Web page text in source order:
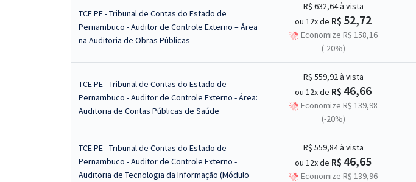
TCE PE - Tribunal de Contas do Estado de
Pernambuco - Auditor de Controle Externo – Área
na Auditoria de Obras Públicas
R$ 632,64à vista
ou 12x de R$ 52,72
Economize R$ 158,16
(-20%)
TCE PE - Tribunal de Contas do Estado de
Pernambuco - Auditor de Controle Externo - Área:
Auditoria de Contas Públicas de Saúde
R$ 559,92à vista
ou 12x de R$ 46,66
Economize R$ 139,98
(-20%)
TCE PE - Tribunal de Contas do Estado de
Pernambuco - Auditor de Controle Externo -
Auditoria de Tecnologia da Informação (Módulo
R$ 559,84à vista
ou 12x de R$ 46,65
Economize R$ 139,96